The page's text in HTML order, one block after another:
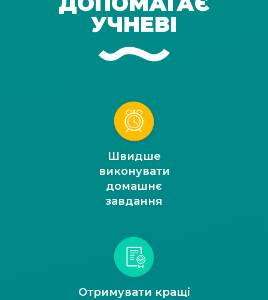
УЧНЕВІ
Швидше
виконувати
домашнє
завдання
Отримувати кращі